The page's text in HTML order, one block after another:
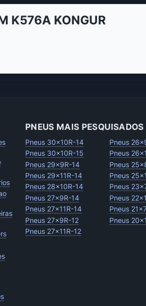
K576A KONGUR
PNEUS MAIS PESQUISADOS
Pneus 30x10R-14
Pneus 30x10R-15
Pneus 29x9R-14
Pneus 29x11R-14
Pneus 28x10R-14
Pneus 27x9R-14
Pneus 27x11R-14
Pneus 27x9R-12
Pneus 27x11R-12
Pneus
Pneus
Pneus
Pneus
Pneus
Pneus
Pneus
Pneus